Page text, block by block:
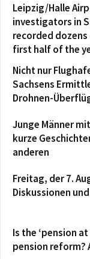
Leipzig/Halle
investigators in
recorded
first half of the
Nicht nur
Sachsens
Drohnen-
Junge Männer
kurze
anderen
Freitag, der 7.
Diskussionen
Is the ‘pension
pension reform?